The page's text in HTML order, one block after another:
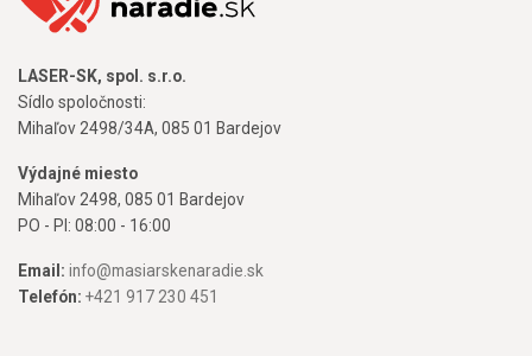
LASER-SK, spol. s.r.o.
Sídlo spoločnosti:
Mihaľov 2498/34A, 085 01 Bardejov
Výdajné miesto
Mihaľov 2498, 085 01 Bardejov
PO - PI: 08:00 - 16:00
Email: info@masiarskenaradie.sk
Telefón: +421 917 230 451